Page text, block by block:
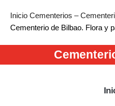
Inicio Cementerios –
Cementerio de Bilbao. Flora y